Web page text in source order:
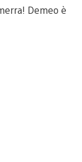
Demeo è